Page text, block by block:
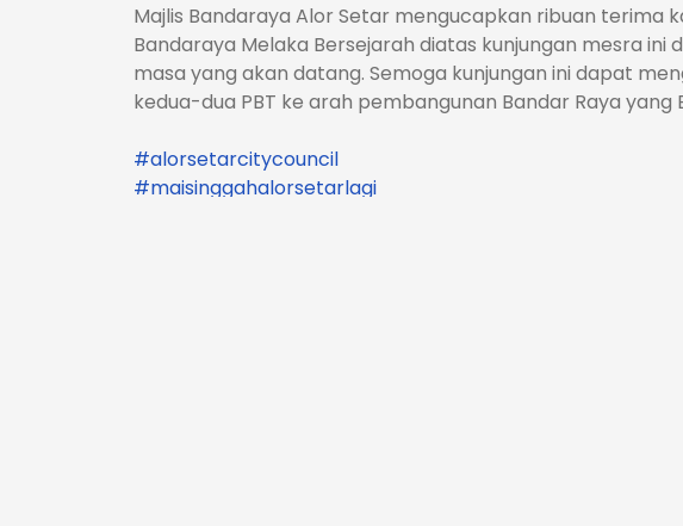
Majlis Bandaraya Alor Setar mengucapkan ribuan terima
Bandaraya Melaka Bersejarah diatas kunjungan mesra ini
masa yang akan datang. Semoga kunjungan ini dapat
kedua-dua PBT ke arah pembangunan Bandar Raya yang
#alorsetarcitycouncil
#maisinggahalorsetarlagi